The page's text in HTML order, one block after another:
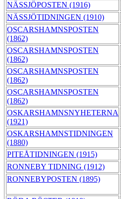
NÄSSJÖPOSTEN (1916)
NÄSSJÖTIDNINGEN (1910)
OSCARSHAMNSPOSTEN
(1862)
OSCARSHAMNSPOSTEN
(1862)
OSCARSHAMNSPOSTEN
(1862)
OSCARSHAMNSPOSTEN
(1862)
OSKARSHAMNSNYHETERNA
(1921)
OSKARSHAMNSTIDNINGEN
(1880)
PITEÅTIDNINGEN (1915)
RONNEBY TIDNING (1912)
RONNEBYPOSTEN (1895)